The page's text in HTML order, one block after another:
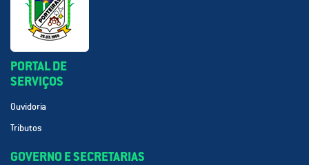
PORTAL DE
SERVIÇOS
Ouvidoria
Tributos
GOVERNO E SECRETARIAS